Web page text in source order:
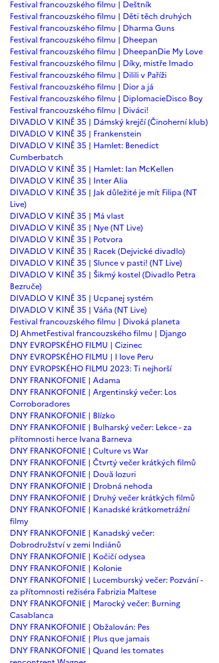
Festival francouzského filmu | Deštník
Festival francouzského filmu | Děti těch druhých
Festival francouzského filmu | Dharma Guns
Festival francouzského filmu | Dheepan
Festival francouzského filmu | DheepanDie My Love
Festival francouzského filmu | Díky, mistře Imado
Festival francouzského filmu | Dilili v Paříži
Festival francouzského filmu | Dior a já
Festival francouzského filmu | DiplomacieDisco Boy
Festival francouzského filmu | Diváci!
DIVADLO V KINĚ 35 | Dámský krejčí (Činoherní klub)
DIVADLO V KINĚ 35 | Frankenstein
DIVADLO V KINĚ 35 | Hamlet: Benedict
Cumberbatch
DIVADLO V KINĚ 35 | Hamlet: Ian McKellen
DIVADLO V KINĚ 35 | Inter Alia
DIVADLO V KINĚ 35 | Jak důležité je mít Filipa (NT
Live)
DIVADLO V KINĚ 35 | Má vlast
DIVADLO V KINĚ 35 | Nye (NT Live)
DIVADLO V KINĚ 35 | Potvora
DIVADLO V KINĚ 35 | Racek (Dejvické divadlo)
DIVADLO V KINĚ 35 | Slunce v pasti! (NT Live)
DIVADLO V KINĚ 35 | Šikmý kostel (Divadlo Petra
Bezruče)
DIVADLO V KINĚ 35 | Ucpanej systém
DIVADLO V KINĚ 35 | Váňa (NT Live)
Festival francouzského filmu | Divoká planeta
DJ AhmetFestival francouzského filmu | Django
DNY EVROPSKÉHO FILMU | Cizinec
DNY EVROPSKÉHO FILMU | I love Peru
DNY EVROPSKÉHO FILMU 2023: Ti nejhorší
DNY FRANKOFONIE | Adama
DNY FRANKOFONIE | Argentinský večer: Los
Corroboradores
DNY FRANKOFONIE | Blízko
DNY FRANKOFONIE | Bulharský večer: Lekce - za
přítomnosti herce Ivana Barneva
DNY FRANKOFONIE | Culture vs War
DNY FRANKOFONIE | Čtvrtý večer krátkých filmů
DNY FRANKOFONIE | Două lozuri
DNY FRANKOFONIE | Drobná nehoda
DNY FRANKOFONIE | Druhý večer krátkých filmů
DNY FRANKOFONIE | Kanadské krátkometrážní
filmy
DNY FRANKOFONIE | Kanadský večer:
Dobrodružství v zemi Indiánů
DNY FRANKOFONIE | Kočičí odysea
DNY FRANKOFONIE | Kolonie
DNY FRANKOFONIE | Lucemburský večer: Pozvání -
za přítomnosti režiséra Fabrizia Maltese
DNY FRANKOFONIE | Marocký večer: Burning
Casablanca
DNY FRANKOFONIE | Obžalován: Pes
DNY FRANKOFONIE | Plus que jamais
DNY FRANKOFONIE | Quand les tomates